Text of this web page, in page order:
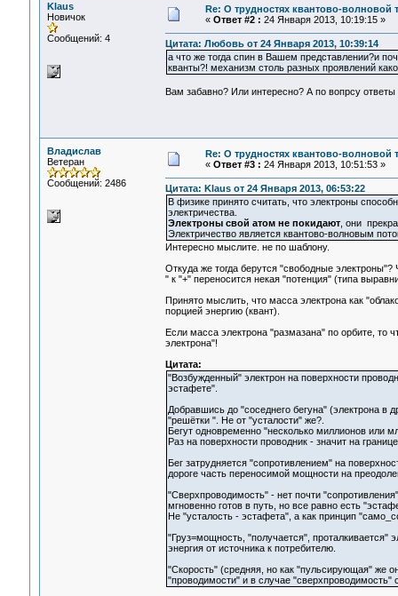
Klaus
Новичок
Сообщений: 4
Re: О трудностях квантово-волновой
« Ответ #2 : 24 Января 2013, 10:19:15 »
Цитата: Любовь от 24 Января 2013, 10:39:14
а что же тогда спин в Вашем представлении?и
кванты?! механизм столь разных проявлений
Вам забавно? Или интересно? А по вопрсу
Владислав
Ветеран
Сообщений: 2486
Re: О трудностях квантово-волновой
« Ответ #3 : 24 Января 2013, 10:51:53 »
Цитата: Klaus от 24 Января 2013, 06:53:22
В физике принято считать, что электроны
электричества.
Электроны свой атом не покидают, они
Электричество является квантово-волновым
Интересно мыслите. не по шаблону.
Откуда же тогда берутся "свободные
" к "+" переносится некая "потенция" (типа
Принято мыслить, что масса электрона как
порцией энергию (квант).
Если масса электрона "размазана" по орбите, то
электрона"!
Цитата:
"Возбужденный" электрон на поверхности
эстафете".
Добравшись до "соседнего бегуна" (электрона в
"решётки ". Не от "усталости" же?.
Бегут одновременно "несколько миллионов или
Раз на поверхности проводник - значит на
Бег затрудняется "сопротивлением" на
дороге часть переносимой мощности на
"Сверхпроводимость" - нет почти
мгновенно готов в путь, но все равно есть
Не "усталость - эстафета", а как принцип
"Груз=мощность, "получается",
энергия от источника к потребителю.
"Скорость" (средняя, но как "пульсирующая" же
"проводимости" и в случае "сверхпроводимость"